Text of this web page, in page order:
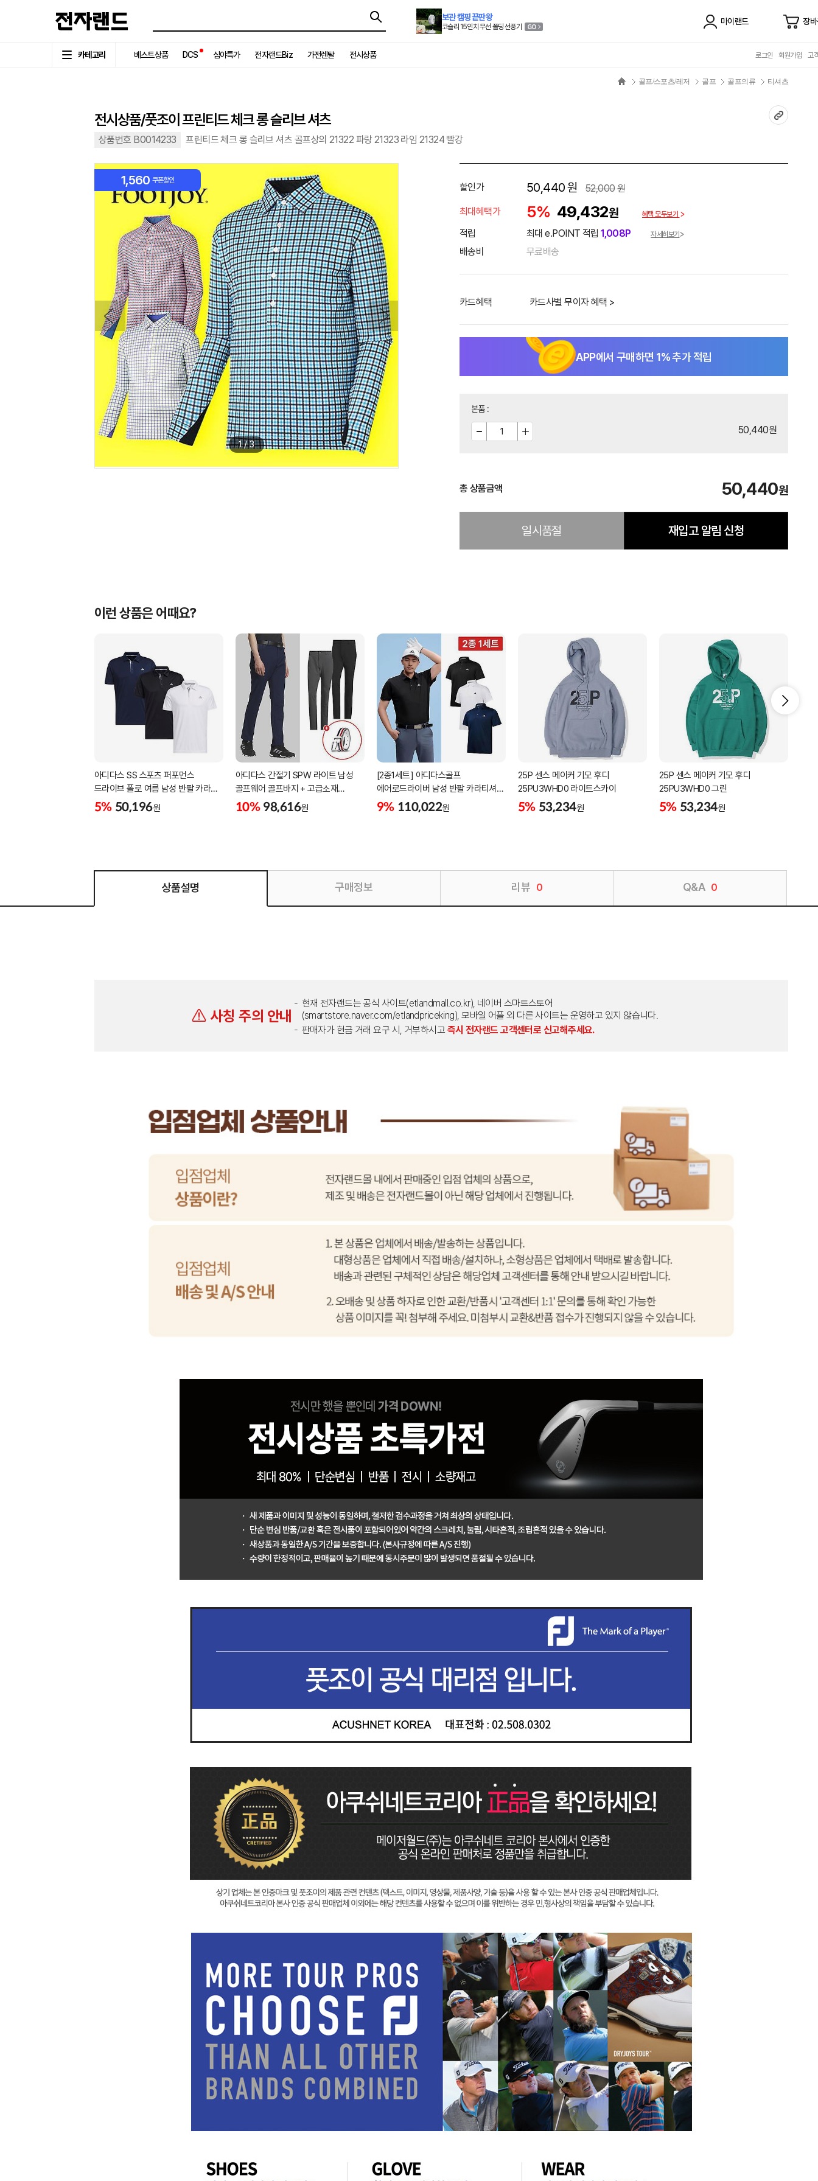
보관 캠핑 끝판왕
코슬리 15인치 무선 폴딩 선풍기
마이랜드 장
카테고리 베스트상품 DCS 심야특가 전자랜드Biz 가전렌탈 전시상품 로그인 회원가입 고
골프/스포츠/레저 골프 골프의류 티셔츠
전시상품/풋조이 프린티드 체크 롱 슬리브 셔츠
상품번호 B0014233 프린티드 체크 롱 슬리브 셔츠 골프상의 21322 파랑 21323 라임 21324 빨강
1,560 쿠폰할인
1/3
할인가 50,440원 52,000원
최대혜택가
5% 49,432원 혜택 모두보기
적립 최대 e.POINT 적립1,008P 자세히보기
배송비 무료배송
카드혜택 카드사별 무이자 혜택 >
APP에서 구매하면 1% 추가 적립
본품:
50,440원
총 상품금액 50,440원
일시품절 재입고 알림 신청
이런 상품은 어때요?
아디다스 SS 스포츠 퍼포먼스
드라이브 폴로 여름 남성 반팔 카라
티셔츠 IA5447 IA5448 IA5446
5% 50,196원
아디다스 간절기 SPW 라이트 남성
골프웨어 골프바지 + 고급소재
삼선패턴 골프벨트 세트
10% 98,616원
[2종1세트] 아디다스골프
에어로드라이버 남성 반팔 카라티셔츠
남자 골프웨어 JE8325 JG1312
9% 110,022원
25P 센스 메이커 기모 후디
25PU3WHD0 라이트스카이
5% 53,234원
25P 센스 메이커 기모 후디
25PU3WHD0 그린
5% 53,234원
상품설명 구매정보 리뷰 0 Q&A 0
사칭 주의 안내
현재 전자랜드는 공식 사이트(etlandmall.co.kr), 네이버 스마트스토어
(smartstore.naver.com/etlandpriceking), 모바일 어플 외 다른 사이트는 운영하고 있지 않습니다.
판매자가 현금 거래 요구 시, 거부하시고 즉시 전자랜드 고객센터로 신고해주세요.